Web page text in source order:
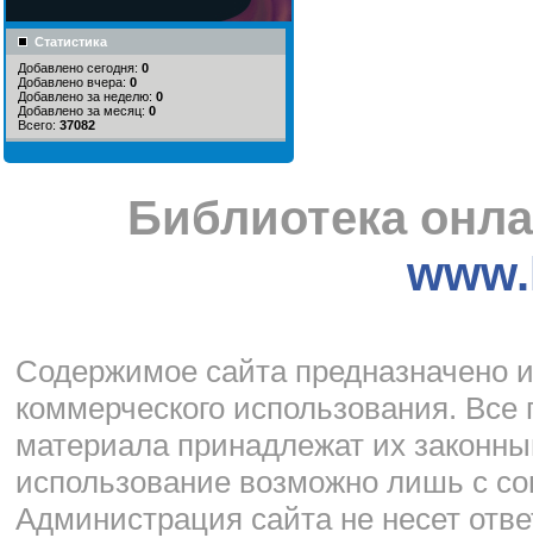
Статистика
Добавлено сегодня: 0
Добавлено вчера: 0
Добавлено за неделю: 0
Добавлено за месяц: 0
Всего: 37082
Библиотека
Cодержимое сайта предназначено
коммерческого использования.
материала принадлежат их
использование возможно лишь с
Администрация сайта не несет